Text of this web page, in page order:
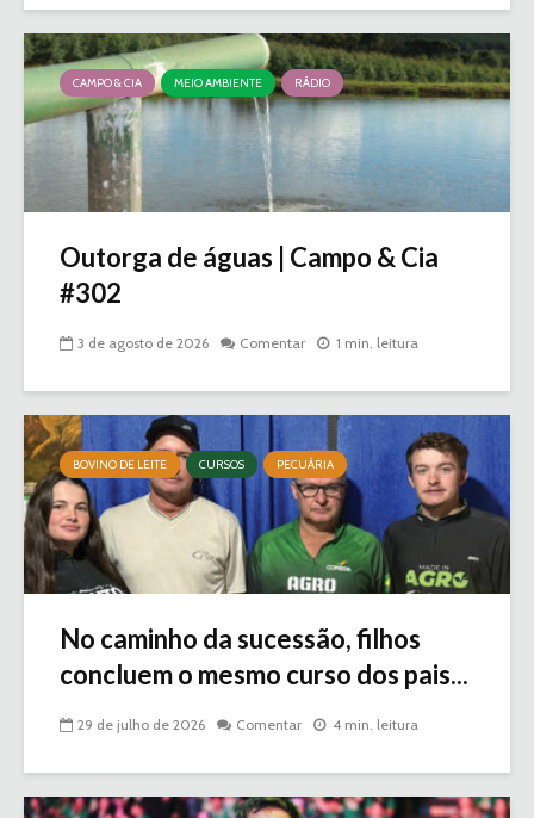
CAMPO & CIA MEIO AMBIENTE RÁDIO
Outorga de águas | Campo & Cia
#302
3 de agosto de 2026 Comentar 1 min. leitura
BOVINO DE LEITE CURSOS PECUÁRIA
No caminho da sucessão, filhos
concluem o mesmo curso dos pais...
29 de julho de 2026 Comentar 4 min. leitura